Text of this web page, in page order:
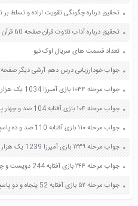
تحقیق درباره آداب تلاوت قرآن صفحه 60 قرآن ششم
تعداد قسمت های سریال اوک نیو
جواب خودارزیابی درس دهم آرشی دیگر صفحه 79 فارسی نهم
جواب مرحله ۱۰۳۴ بازی آمیرزا 1034 یک هزار و سی و چهار پاسخ
جواب مرحله ۱۰۴ بازی آفتابه 104 صد و چهار پاسخ
جواب مرحله ۱۱۰ بازی آفتابه 110 صد و ده پاسخ
جواب مرحله ۱۲۳۹ بازی آمیرزا 1239 یک هزار و دویست و سی و نه پاسخ
جواب مرحله ۲۴۴ بازی آفتابه 244 دویست و چهل و چهار پاسخ
جواب مرحله ۵۲ بازی آفتابه 52 پنجاه و دو پاسخ